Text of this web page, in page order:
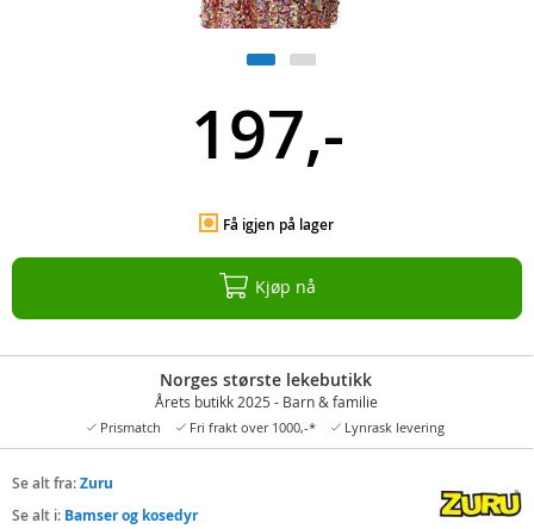
197,-
Få igjen på lager
Kjøp nå
Norges største lekebutikk
Årets butikk 2025 - Barn & familie
Prismatch Fri frakt over 1000,-* Lynrask levering
Se alt fra:Zuru
Se alt i: Bamser og kosedyr